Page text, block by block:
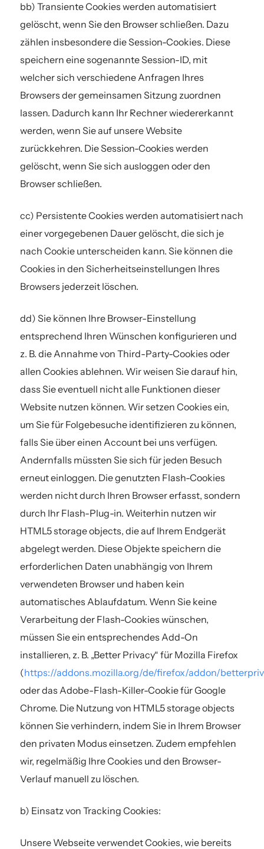
bb) Transiente Cookies werden automatisiert
gelöscht, wenn Sie den Browser schließen. Dazu
zählen insbesondere die Session-Cookies. Diese
speichern eine sogenannte Session-ID, mit
welcher sich verschiedene Anfragen Ihres
Browsers der gemeinsamen Sitzung zuordnen
lassen. Dadurch kann Ihr Rechner wiedererkannt
werden, wenn Sie auf unsere Website
zurückkehren. Die Session-Cookies werden
gelöscht, wenn Sie sich ausloggen oder den
Browser schließen.
cc) Persistente Cookies werden automatisiert nach
einer vorgegebenen Dauer gelöscht, die sich je
nach Cookie unterscheiden kann. Sie können die
Cookies in den Sicherheitseinstellungen Ihres
Browsers jederzeit löschen.
dd) Sie können Ihre Browser-Einstellung
entsprechend Ihren Wünschen konfigurieren und
z. B. die Annahme von Third-Party-Cookies oder
allen Cookies ablehnen. Wir weisen Sie darauf hin,
dass Sie eventuell nicht alle Funktionen dieser
Website nutzen können. Wir setzen Cookies ein,
um Sie für Folgebesuche identifizieren zu können,
falls Sie über einen Account bei uns verfügen.
Andernfalls müssten Sie sich für jeden Besuch
erneut einloggen. Die genutzten Flash-Cookies
werden nicht durch Ihren Browser erfasst, sondern
durch Ihr Flash-Plug-in. Weiterhin nutzen wir
HTML5 storage objects, die auf Ihrem Endgerät
abgelegt werden. Diese Objekte speichern die
erforderlichen Daten unabhängig von Ihrem
verwendeten Browser und haben kein
automatisches Ablaufdatum. Wenn Sie keine
Verarbeitung der Flash-Cookies wünschen,
müssen Sie ein entsprechendes Add-On
installieren, z. B. „Better Privacy“ für Mozilla Firefox
(https://addons.mozilla.org/de/firefox/addon/
oder das Adobe-Flash-Killer-Cookie für Google
Chrome. Die Nutzung von HTML5 storage objects
können Sie verhindern, indem Sie in Ihrem Browser
den privaten Modus einsetzen. Zudem empfehlen
wir, regelmäßig Ihre Cookies und den Browser-
Verlauf manuell zu löschen.
b) Einsatz von Tracking Cookies:
Unsere Webseite verwendet Cookies, wie bereits